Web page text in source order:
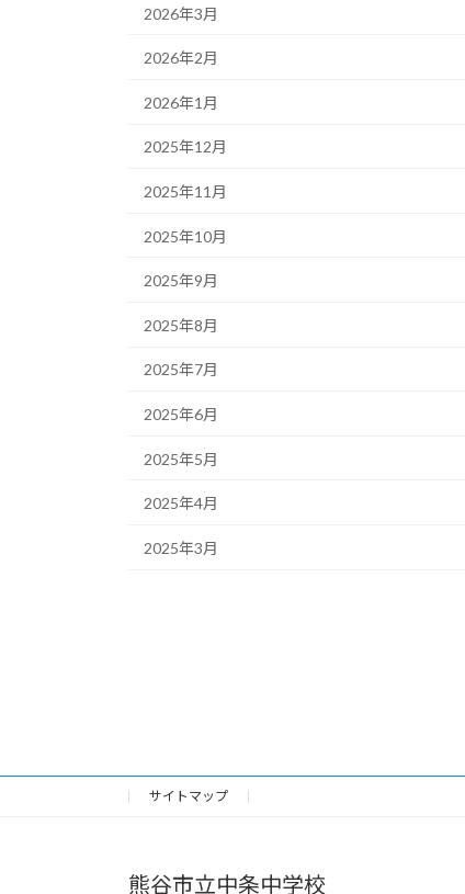
2026年3月
2026年2月
2026年1月
2025年12月
2025年11月
2025年10月
2025年9月
2025年8月
2025年7月
2025年6月
2025年5月
2025年4月
2025年3月
サイトマップ
熊谷市立中条中学校